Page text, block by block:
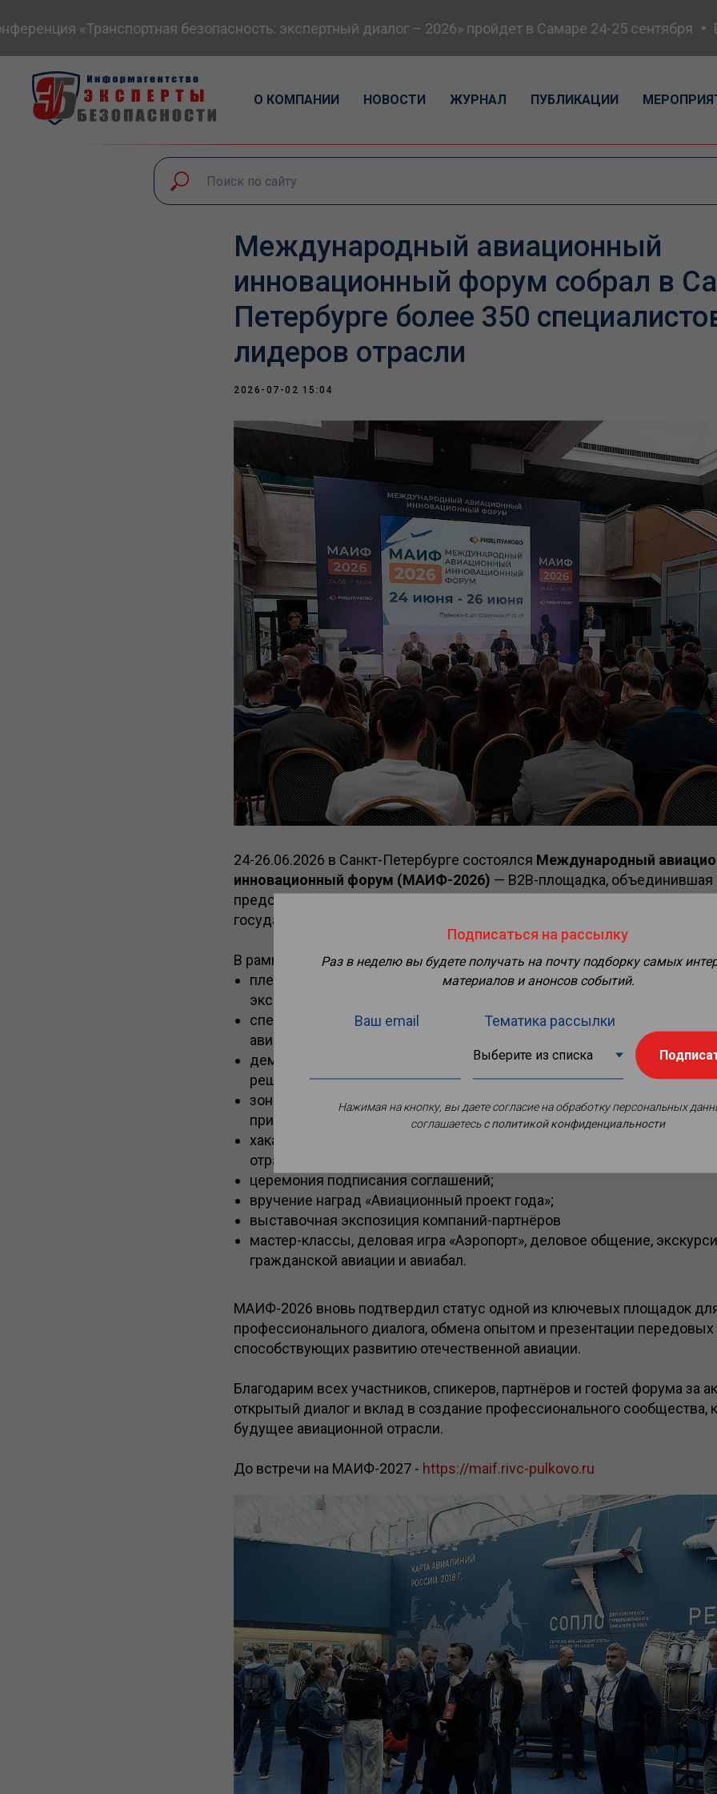
«Транспортная безопасность: экспертный диалог – 2026» пройдет в Самаре 24-25 сентября
О КОМПАНИИ НОВОСТИ ЖУРНАЛ ПУБЛИКАЦИИ
Международный авиационный
инновационный форум собрал в
Петербурге более 350
лидеров отрасли
2026-07-02 15:04
24-26.06.2026 в Санкт-Петербурге состоялся Международный
инновационный форум (МАИФ-2026) — B2B-площадка, объединившая
представителей аэропортов, авиакомпаний, промышленных
государственных структур и экспертов – лидеров гражданской авиации.
В рамках деловой программы были представлены:
пленарные заседания, панельные сессии и круглые столы с
экспертов отрасли;
специализированная сессия, посвящённая применению
авиации;
демо-зона, с презентацией инновационных отечественных
решений для авиационной отрасли;
зона беспилотных авиационных систем (БПЛА), технологии и
применения;
хакатон, объединивший участников для поиска инновационных
отраслевых задач;
церемония подписания соглашений;
вручение наград «Авиационный проект года»;
выставочная экспозиция компаний-партнёров
мастер-классы, деловая игра «Аэропорт», деловое общение,
гражданской авиации и авиабал.
МАИФ-2026 вновь подтвердил статус одной из ключевых площадок
профессионального диалога, обмена опытом и презентации передовых
способствующих развитию отечественной авиации.
Благодарим всех участников, спикеров, партнёров и гостей форума за
открытый диалог и вклад в создание профессионального сообщества,
будущее авиационной отрасли.
До встречи на МАИФ-2027 - https://maif.rivc-pulkovo.ru
Подписаться на рассылку
Раз в неделю вы будете получать на почту подборку самых
материалов и анонсов событий.
Ваш email Тематика рассылки
Нажимая на кнопку, вы даете согласие на обработку персональных
соглашаетесьc политикой конфиденциальности